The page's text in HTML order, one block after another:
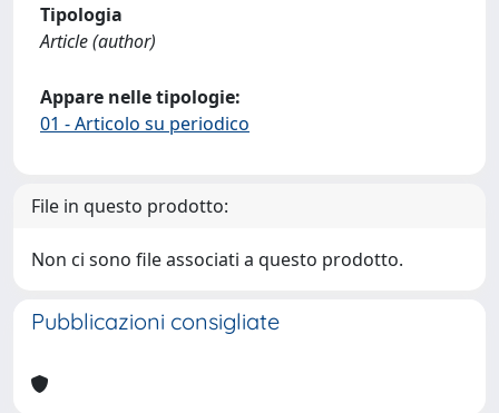
Tipologia
Article (author)
Appare nelle tipologie:
01 - Articolo su periodico
File in questo prodotto:
Non ci sono file associati a questo prodotto.
Pubblicazioni consigliate